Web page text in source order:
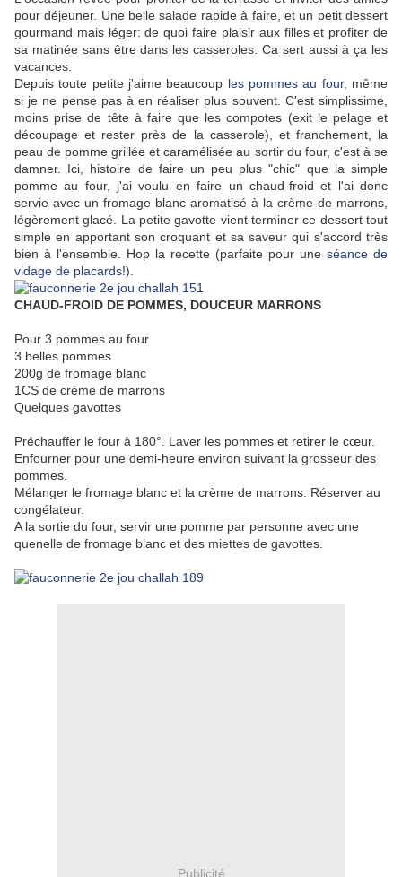
pour déjeuner. Une belle salade rapide à faire, et un petit dessert
gourmand mais léger: de quoi faire plaisir aux filles et profiter de
sa matinée sans être dans les casseroles. Ca sert aussi à ça les
vacances.
Depuis toute petite j'aime beaucoup les pommes au four, même
si je ne pense pas à en réaliser plus souvent. C'est simplissime,
moins prise de tête à faire que les compotes (exit le pelage et
découpage et rester près de la casserole), et franchement, la
peau de pomme grillée et caramélisée au sortir du four, c'est à se
damner. Ici, histoire de faire un peu plus "chic" que la simple
pomme au four, j'ai voulu en faire un chaud-froid et l'ai donc
servie avec un fromage blanc aromatisé à la crème de marrons,
légèrement glacé. La petite gavotte vient terminer ce dessert tout
simple en apportant son croquant et sa saveur qui s'accord très
bien à l'ensemble. Hop la recette (parfaite pour une séance de
vidage de placards!).
CHAUD-FROID DE POMMES, DOUCEUR MARRONS
Pour 3 pommes au four
3 belles pommes
200g de fromage blanc
1CS de crème de marrons
Quelques gavottes
Préchauffer le four à 180°. Laver les pommes et retirer le cœur.
Enfourner pour une demi-heure environ suivant la grosseur des
pommes.
Mélanger le fromage blanc et la crème de marrons. Réserver au
congélateur.
A la sortie du four, servir une pomme par personne avec une
quenelle de fromage blanc et des miettes de gavottes.
Publicité